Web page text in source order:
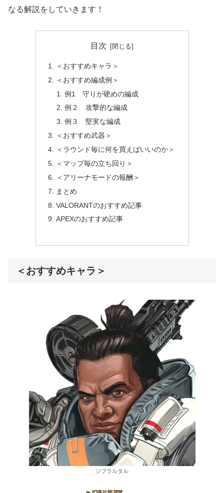
なる解説をしていきます！
目次
＜おすすめキャラ＞
＜おすすめ編成例＞
例1 守りが硬めの編成
例２ 攻撃的な編成
例３ 堅実な編成
＜おすすめ武器＞
＜ラウンド毎に何を買えばいいのか＞
＜マップ毎の立ち回り＞
＜アリーナモードの報酬＞
まとめ
VALORANTのおすすめ記事
APEXのおすすめ記事
＜おすすめキャラ＞
ジブラルタル